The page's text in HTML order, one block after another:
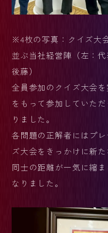
※4枚の写真：クイズ大
並ぶ当社経営陣（左：
後藤）
全員参加のクイズ大会
をもって参加していた
りました。
各問題の正解者にはプ
ズ大会をきっかけに新
同士の距離が一気に縮
なりました。